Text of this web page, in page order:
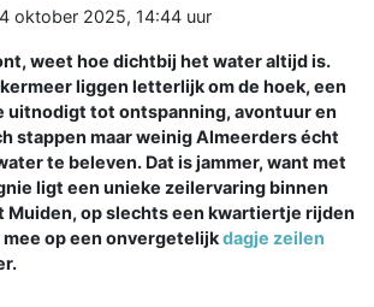
oktober 2025, 14:44 uur
weet hoe dichtbij het water altijd is.
liggen letterlijk om de hoek, een
uitnodigt tot ontspanning, avontuur en
stappen maar weinig Almeerders écht
te beleven. Dat is jammer, want met
ligt een unieke zeilervaring binnen
Muiden, op slechts een kwartiertje rijden
mee op een onvergetelijkdagje zeilen